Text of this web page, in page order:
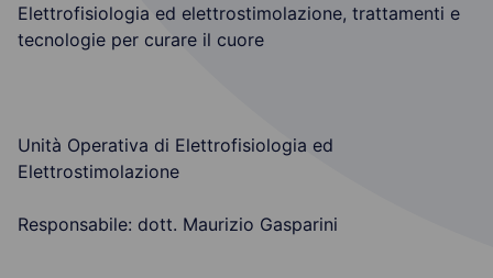
Elettrofisiologia ed elettrostimolazione, trattamenti e
tecnologie per curare il cuore
Unità Operativa di Elettrofisiologia ed
Elettrostimolazione
Responsabile: dott. Maurizio Gasparini